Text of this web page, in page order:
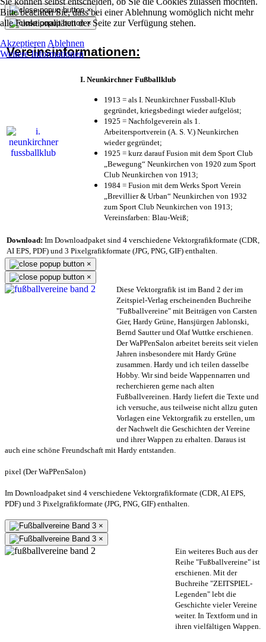
Bitte beachten Sie, dass bei einer Ablehnung womöglich nicht mehr
alle Funktionalitäten der Seite zur Verfügung stehen.
Akzeptieren Ablehnen
Weitere Informationen
×
×
Vereinsinformationen:
I. Neunkirchner Fußballklub
1913 = als I. Neunkirchner Fussball-Klub
gegründet, kriegsbedingt wieder aufgelöst;
1925 = Nachfolgeverein als 1.
Arbeitersportverein (A. S. V.) Neunkirchen
wieder gegründet;
1925 = kurz darauf Fusion mit dem Sport Club
„Bewegung“ Neunkirchen von 1920 zum Sport
Club Neunkirchen von 1913;
1984 = Fusion mit dem Werks Sport Verein
„Brevillier & Urban“ Neunkirchen von 1932
zum Sport Club Neunkirchen von 1913;
Vereinsfarben: Blau-Weiß;
Download: Im Downloadpaket sind 4 verschiedene Vektorgrafikformate (CDR,
AI EPS, PDF) und 3 Pixelgrafikformate (JPG, PNG, GIF) enthalten.
×
×
Diese Vektorgrafik ist im Band 2 der im
Zeitspiel-Verlag erscheinenden Buchreihe
"Fußballvereine" mit Beiträgen von Carsten
Gier, Hardy Grüne, Hansjürgen Jablonski,
Bernd Sautter und Olaf Wuttke erschienen.
Der WaPPenSalon arbeitet bereits seit vielen
Jahren insbesondere mit Hardy Grüne
zusammen. Hardy und ich teilen dasselbe
Hobby. Wir sind beide Wappennarren und
recherchieren gerne nach alten
Fußballvereinen. Hardy liefert die Texte und
ich versuche, aus teilweise nicht allzu guten
Vorlagen eine Vektorgrafik zu erstellen, um
der Nachwelt die Geschichten der Vereine
und ihrer Wappen zu erhalten. Daraus ist
auch eine schöne Freundschaft mit Hardy entstanden.
pixel (Der WaPPenSalon)
Im Downloadpaket sind 4 verschiedene Vektorgrafikformate (CDR, AI EPS,
PDF) und 3 Pixelgrafikformate (JPG, PNG, GIF) enthalten.
×
×
Ein weiteres Buch aus der
Reihe "Fußballvereine" ist
erschienen. Mit der
Buchreihe "ZEITSPIEL-
Legenden" lebt die
Geschichte vieler Vereine
weiter. In Textform und in
ihren vielfältigen Wappen.